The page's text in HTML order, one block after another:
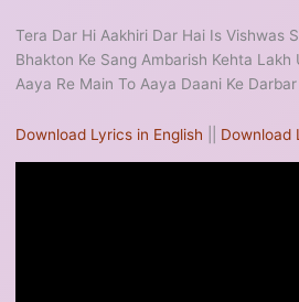
Tera Dar Hi Aakhiri Dar Hai Is Vishwas
Bhakton Ke Sang Ambarish Kehta
Aaya Re Main To Aaya Daani Ke
Download Lyrics in English Download